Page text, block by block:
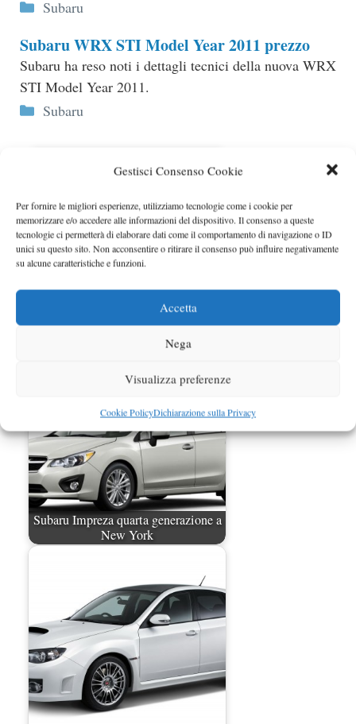
Gestisci Consenso Cookie
Per fornire le migliori esperienze, utilizziamo tecnologie come i cookie per
memorizzare e/o accedere alle informazioni del dispositivo. Il consenso a queste
tecnologie ci permetterà di elaborare dati come il comportamento di navigazione o ID
unici su questo sito. Non acconsentire o ritirare il consenso può influire negativamente
su alcune caratteristiche e funzioni.
Accetta
Nega
Visualizza preferenze
Cookie PolicyDichiarazione sulla Privacy
Subaru
Subaru WRX STI Model Year 2011 prezzo
Subaru ha reso noti i dettagli tecnici della nuova WRX
STI Model Year 2011.
Categorie
Subaru
Subaru rivoluzione del design
Subaru Impreza quarta generazione a
New York